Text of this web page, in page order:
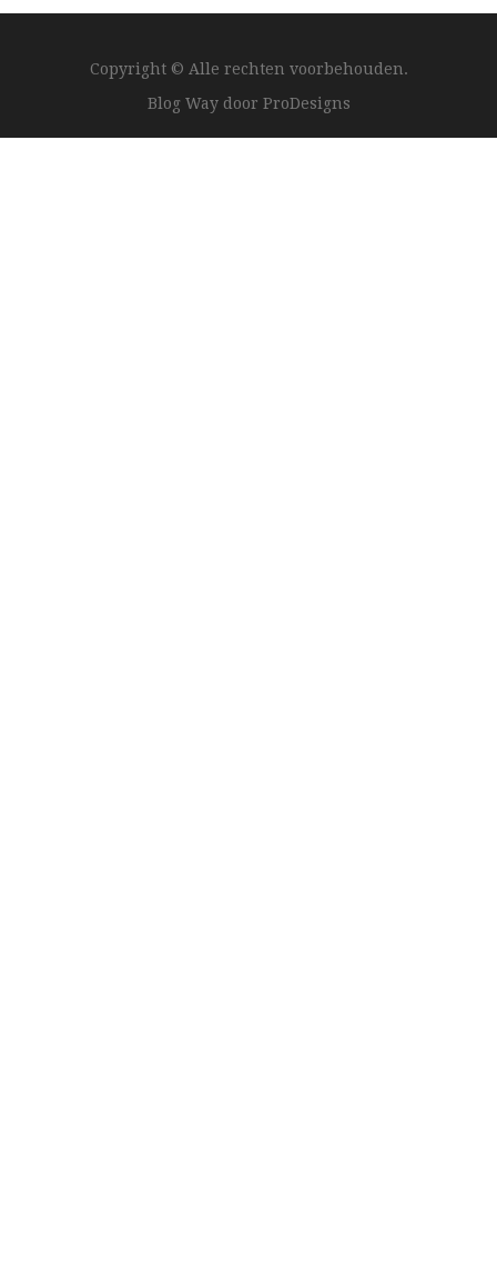
Copyright © Alle rechten voorbehouden.
Blog Way door ProDesigns